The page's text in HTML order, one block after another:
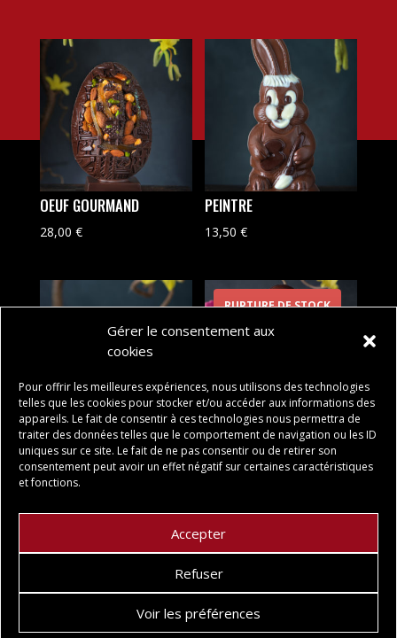
Gérer le consentement aux
cookies
Pour offrir les meilleures expériences, nous utilisons des technologies
telles que les cookies pour stocker et/ou accéder aux informations des
appareils. Le fait de consentir à ces technologies nous permettra de
traiter des données telles que le comportement de navigation ou les ID
uniques sur ce site. Le fait de ne pas consentir ou de retirer son
consentement peut avoir un effet négatif sur certaines caractéristiques
et fonctions.
Accepter
Refuser
Voir les préférences
OEUF GOURMAND
28,00 €
PEINTRE
13,50€
POULETTE
6,50€
RUPTURE DE STOCK
OEUF DE PRINTEMPS
32,00 €